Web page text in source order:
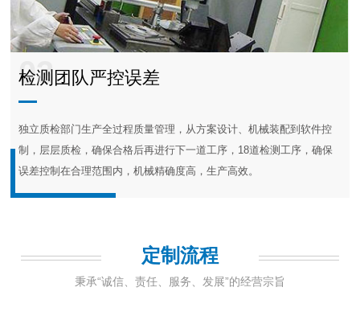
03
检测团队严控误差
独立质检部门生产全过程质量管理，从方案设计、机械装配到软件控
制，层层质检，确保合格后再进行下一道工序，18道检测工序，确保
误差控制在合理范围内，机械精确度高，生产高效。
定制流程
秉承“诚信、责任、服务、发展”的经营宗旨